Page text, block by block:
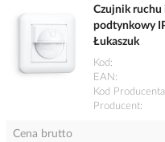
Czujnik ruchu
podtynkowy
Łukaszuk
Kod
EAN
Kod Producenta
Producent
Cena brutto